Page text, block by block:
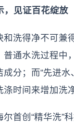
，见证百花绽放
和洗得净不可兼
普通水洗过程中
分；而“先进
时间来增加洗
首创“精华洗”